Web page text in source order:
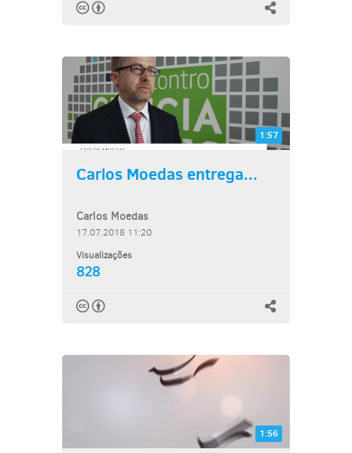
1:57
Carlos Moedas entrega...
Carlos Moedas
17.07.2018 11:20
Visualizações
828
1:56